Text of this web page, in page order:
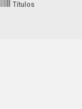
Títulos